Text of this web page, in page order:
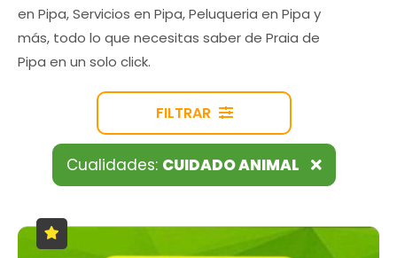
en Pipa, Servicios en Pipa, Peluqueria en Pipa y
más, todo lo que necesitas saber de Praia de
Pipa en un solo click.
FILTRAR
Cualidades: CUIDADO ANIMAL